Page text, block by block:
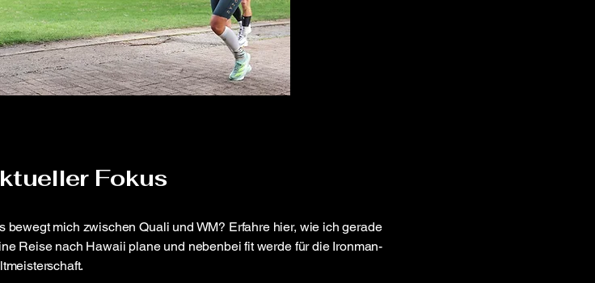
Fokus
bewegt mich zwischen Quali und WM? Erfahre hier, wie ich gerade
Reise nach Hawaii plane und nebenbei fit werde für die Ironman-